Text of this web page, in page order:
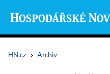
HN.cz › Archiv